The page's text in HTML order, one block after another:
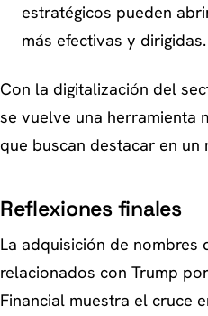
estratégicos pueden
más efectivas y dirigidas.
Con la digitalización del
se vuelve una herramienta
que buscan destacar en
Reflexiones finales
La adquisición de nombres
relacionados con Trump
Financial muestra el cruce